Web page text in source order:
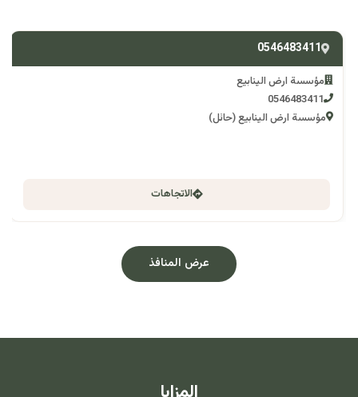
0546483411
مؤسسة ارض الينابيع
0546483411
مؤسسة ارض الينابيع (حائل)
الاتجاهات
عرض المنافذ